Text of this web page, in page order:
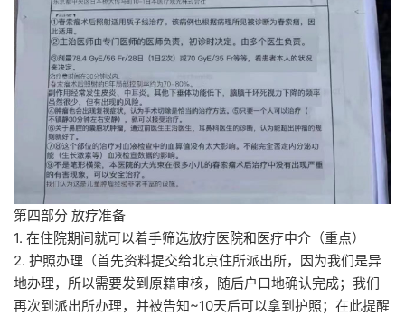
第四部分 放疗准备
1. 在住院期间就可以着手筛选放疗医院和医疗中介（重点）
2. 护照办理（首先资料提交给北京住所派出所，因为我们是异
地办理，所以需要发到原籍审核，随后户口地确认完成；我们
再次到派出所办理，并被告知~10天后可以拿到护照；在此提醒